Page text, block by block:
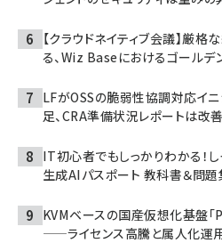
【クラウドネイティブ会議】厳
る、Wiz Baseにおけるゴールデ
LFがOSSの脆弱性協調対応イニ
足、CRA準備状況レポートは改
IT初心者でもしっかりわかる！
生成AIパスポート 教科書＆問題
KVMベースの国産仮想化基盤
——ライセンス高騰と属人化運